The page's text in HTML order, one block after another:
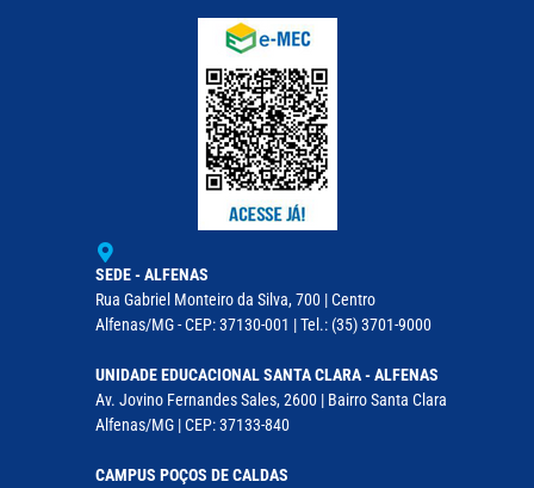
SEDE - ALFENAS
Rua Gabriel Monteiro da Silva, 700 | Centro
Alfenas/MG - CEP: 37130-001 | Tel.: (35) 3701-9000
UNIDADE EDUCACIONAL SANTA CLARA - ALFENAS
Av. Jovino Fernandes Sales, 2600 | Bairro Santa Clara
Alfenas/MG | CEP: 37133-840
CAMPUS POÇOS DE CALDAS